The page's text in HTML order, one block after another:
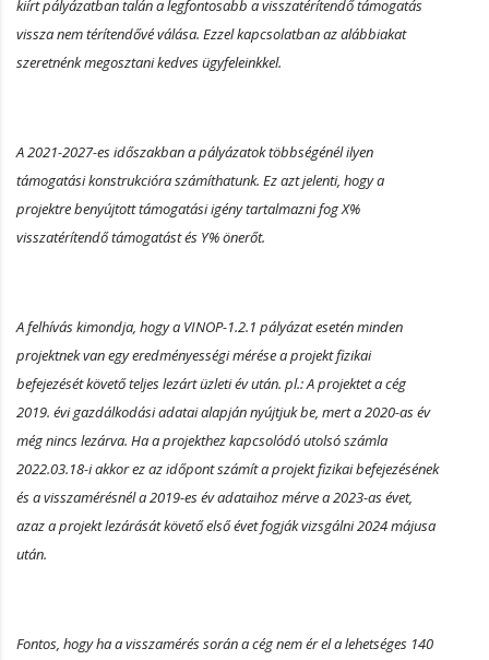
kiírt pályázatban talán a legfontosabb a visszatérítendő támogatás
vissza nem térítendővé válása. Ezzel kapcsolatban az alábbiakat
szeretnénk megosztani kedves ügyfeleinkkel.
A 2021-2027-es időszakban a pályázatok többségénél ilyen
támogatási konstrukcióra számíthatunk. Ez azt jelenti, hogy a
projektre benyújtott támogatási igény tartalmazni fog X%
visszatérítendő támogatást és Y% önerőt.
A felhívás kimondja, hogy a VINOP-1.2.1 pályázat esetén minden
projektnek van egy eredményességi mérése a projekt fizikai
befejezését követő teljes lezárt üzleti év után. pl.: A projektet a cég
2019. évi gazdálkodási adatai alapján nyújtjuk be, mert a 2020-as év
még nincs lezárva. Ha a projekthez kapcsolódó utolsó számla
2022.03.18-i akkor ez az időpont számít a projekt fizikai befejezésének
és a visszamérésnél a 2019-es év adataihoz mérve a 2023-as évet,
azaz a projekt lezárását követő első évet fogják vizsgálni 2024 májusa
után.
Fontos, hogy ha a visszamérés során a cég nem ér el a lehetséges 140